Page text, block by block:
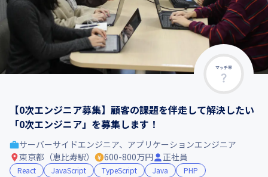
マッチ率
【0次エンジニア募集】顧客の課題を伴走して解決したい
「0次エンジニア」を募集します！
サーバーサイドエンジニア、アプリケーションエンジニア
東京都（恵比寿駅）
600-800万円 正社員
React JavaScript TypeScript Java
PHP